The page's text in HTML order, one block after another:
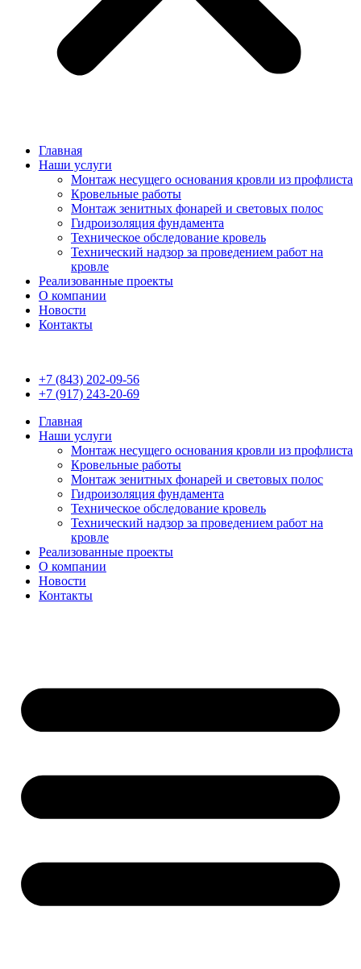
Главная
Наши услуги
Монтаж несущего основания кровли из профлиста
Кровельные работы
Монтаж зенитных фонарей и световых полос
Гидроизоляция фундамента
Техническое обследование кровель
Технический надзор за проведением работ на
кровле
Реализованные проекты
О компании
Новости
Контакты
+7 (843) 202-09-56
+7 (917) 243-20-69
Главная
Наши услуги
Монтаж несущего основания кровли из профлиста
Кровельные работы
Монтаж зенитных фонарей и световых полос
Гидроизоляция фундамента
Техническое обследование кровель
Технический надзор за проведением работ на
кровле
Реализованные проекты
О компании
Новости
Контакты